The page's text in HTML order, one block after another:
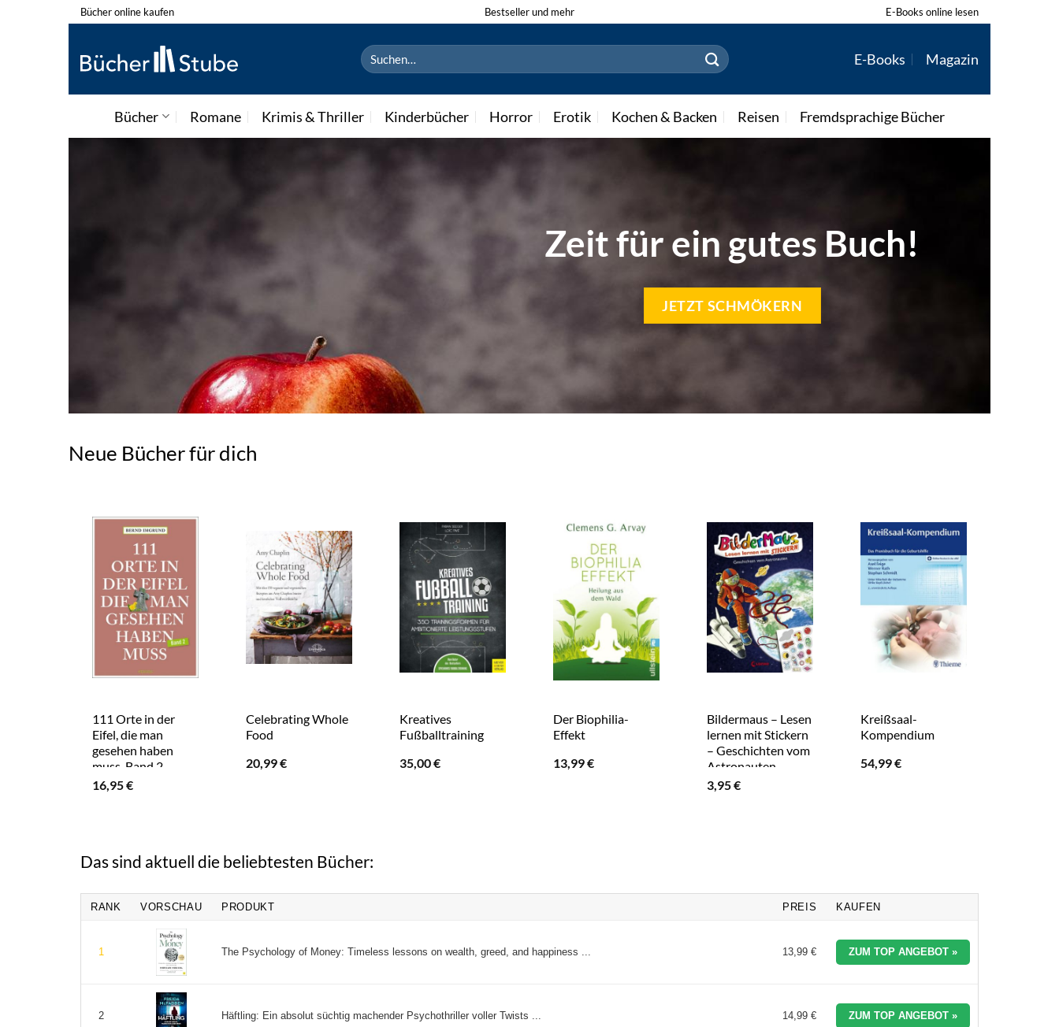
Zum
springen
Bücher online kaufen Bestseller und mehr E-Books online lesen
Suchen
nach:
E-Books Magazin
Bücher Romane Krimis & Thriller Kinderbücher Horror Erotik Kochen & Backen Reisen Fremdsprachige Bücher
Zeit für ein gutes Buch!
JETZT SCHMÖKERN
Neue Bücher für dich
111 Orte in der
Eifel, die man
gesehen haben
muss, Band 2
16,95€
Celebrating Whole
Food
20,99€
Kreatives
Fußballtraining
35,00€
Der Biophilia-
Effekt
13,99€
Bildermaus – Lesen
lernen mit Stickern
– Geschichten vom
Astronauten
3,95€
Kreißsaal-
Kompendium
54,99€
Das sind aktuell die beliebtesten Bücher:
RANK VORSCHAU PRODUKT PREIS KAUFEN
1 The Psychology of Money: Timeless lessons on wealth, greed, and happiness ... 13,99 € ZUM TOP ANGEBOT »
2 Häftling: Ein absolut süchtig machender Psychothriller voller Twists ... 14,99 € ZUM TOP ANGEBOT »